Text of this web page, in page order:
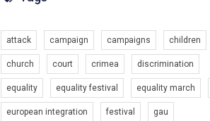
підрозділи ГАУ є в 16 областях України.
attack campaign campaigns children
church court crimea discrimination
equality equality festival equality march
european integration festival gau